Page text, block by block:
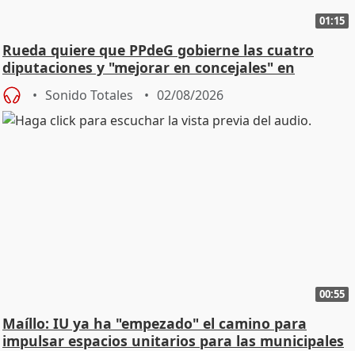
01:15
Rueda quiere que PPdeG gobierne las cuatro
diputaciones y "mejorar en concejales" en
ciudades
Sonido Totales 02/08/2026
00:55
Maíllo: IU ya ha "empezado" el camino para
impulsar espacios unitarios para las municipales